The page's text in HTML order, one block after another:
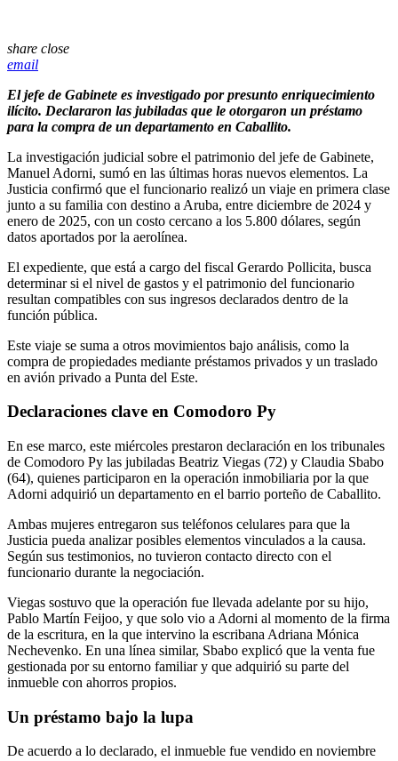
share close
email
El jefe de Gabinete es investigado por presunto enriquecimiento
ilícito. Declararon las jubiladas que le otorgaron un préstamo
para la compra de un departamento en Caballito.
La investigación judicial sobre el patrimonio del jefe de Gabinete,
Manuel Adorni, sumó en las últimas horas nuevos elementos. La
Justicia confirmó que el funcionario realizó un viaje en primera clase
junto a su familia con destino a Aruba, entre diciembre de 2024 y
enero de 2025, con un costo cercano a los 5.800 dólares, según
datos aportados por la aerolínea.
El expediente, que está a cargo del fiscal Gerardo Pollicita, busca
determinar si el nivel de gastos y el patrimonio del funcionario
resultan compatibles con sus ingresos declarados dentro de la
función pública.
Este viaje se suma a otros movimientos bajo análisis, como la
compra de propiedades mediante préstamos privados y un traslado
en avión privado a Punta del Este.
Declaraciones clave en Comodoro Py
En ese marco, este miércoles prestaron declaración en los tribunales
de Comodoro Py las jubiladas Beatriz Viegas (72) y Claudia Sbabo
(64), quienes participaron en la operación inmobiliaria por la que
Adorni adquirió un departamento en el barrio porteño de Caballito.
Ambas mujeres entregaron sus teléfonos celulares para que la
Justicia pueda analizar posibles elementos vinculados a la causa.
Según sus testimonios, no tuvieron contacto directo con el
funcionario durante la negociación.
Viegas sostuvo que la operación fue llevada adelante por su hijo,
Pablo Martín Feijoo, y que solo vio a Adorni al momento de la firma
de la escritura, en la que intervino la escribana Adriana Mónica
Nechevenko. En una línea similar, Sbabo explicó que la venta fue
gestionada por su entorno familiar y que adquirió su parte del
inmueble con ahorros propios.
Un préstamo bajo la lupa
De acuerdo a lo declarado, el inmueble fue vendido en noviembre